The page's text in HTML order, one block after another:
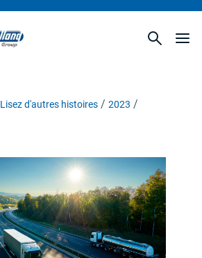
Lisez d'autres histoires
2023